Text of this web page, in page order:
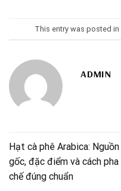
This entry was posted in
ADMIN
Hạt cà phê Arabica: Nguồn
gốc, đặc điểm và cách pha
chế đúng chuẩn